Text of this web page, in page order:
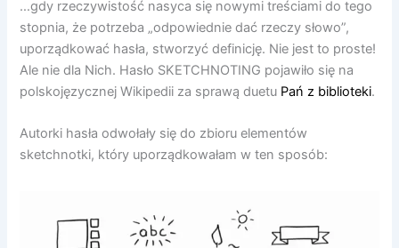
…gdy rzeczywistość nasyca się nowymi treściami do tego
stopnia, że potrzeba „odpowiednie dać rzeczy słowo”,
uporządkować hasła, stworzyć definicję. Nie jest to proste!
Ale nie dla Nich. Hasło SKETCHNOTING pojawiło się na
polskojęzycznej Wikipedii za sprawą duetu Pań z biblioteki.
Autorki hasła odwołały się do zbioru elementów
sketchnotki, który uporządkowałam w ten sposób: